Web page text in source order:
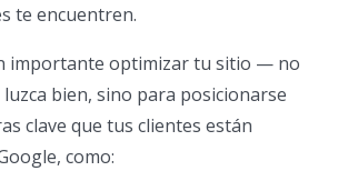
te encuentren.
importante optimizar tu sitio — no
bien, sino para posicionarse
clave que tus clientes están
como: